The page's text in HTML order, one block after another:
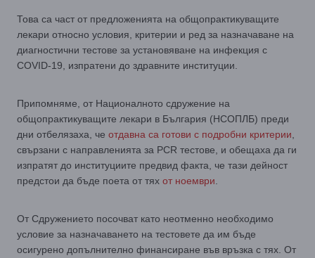
Това са част от предложенията на общопрактикуващите
лекари относно условия, критерии и ред за назначаване на
диагностични тестове за установяване на инфекция с
COVID-19, изпратени до здравните институции.
Припомняме, от Националното сдружение на
общопрактикуващите лекари в България (НСОПЛБ) преди
дни отбелязаха, че отдавна са готови с подробни критерии
свързани с направленията за PCR тестове, и обещаха да ги
изпратят до институциите предвид факта, че тази дейност
предстои да бъде поета от тях от ноември
От Сдружението посочват като неотменно необходимо
условие за назначаването на тестовете да им бъде
осигурено допълнително финансиране във връзка с тях. От